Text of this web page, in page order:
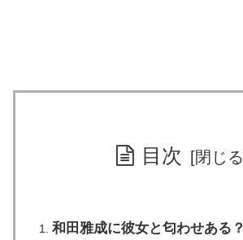
目次
和田雅成に彼女と匂わせある？